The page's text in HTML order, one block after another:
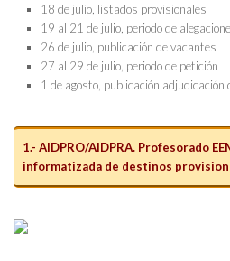
18 de julio, listados provisionales
19 al 21 de julio, periodo de
26 de julio, publicación de vacantes
27 al 29 de julio, periodo de petición
1 de agosto, publicación adjudicación
1.- AIDPRO/AIDPRA. Profesorado
informatizada de destinos